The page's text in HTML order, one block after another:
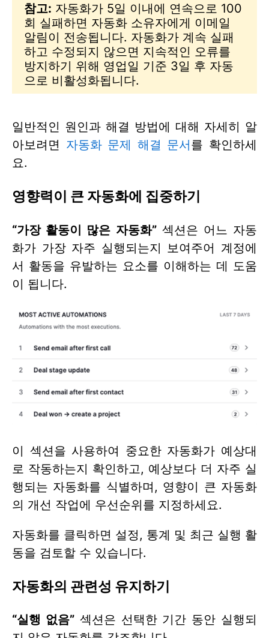
참고: 자동화가 5일 이내에 연속으로 100
회 실패하면 자동화 소유자에게 이메일
알림이 전송됩니다. 자동화가 계속 실패
하고 수정되지 않으면 지속적인 오류를
방지하기 위해 영업일 기준 3일 후 자동
으로 비활성화됩니다.
일반적인 원인과 해결 방법에 대해 자세히 알
아보려면 자동화 문제 해결 문서를 확인하세
요.
영향력이 큰 자동화에 집중하기
“가장 활동이 많은 자동화”섹션은 어느 자동
화가 가장 자주 실행되는지 보여주어 계정에
서 활동을 유발하는 요소를 이해하는 데 도움
이 됩니다.
이 섹션을 사용하여 중요한 자동화가 예상대
로 작동하는지 확인하고, 예상보다 더 자주 실
행되는 자동화를 식별하며, 영향이 큰 자동화
의 개선 작업에 우선순위를 지정하세요.
자동화를 클릭하면 설정, 통계 및 최근 실행 활
동을 검토할 수 있습니다.
자동화의 관련성 유지하기
“실행 없음”섹션은 선택한 기간 동안 실행되